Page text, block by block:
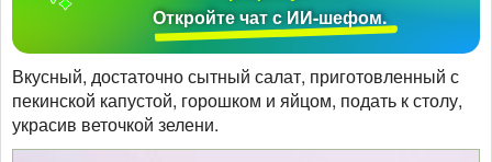
Откройте чат с ИИ-шефом.
Вкусный, достаточно сытный салат, приготовленный с
пекинской капустой, горошком и яйцом, подать к столу,
украсив веточкой зелени.